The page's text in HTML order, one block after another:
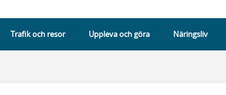
Trafik och resor Uppleva och göra Näringsliv